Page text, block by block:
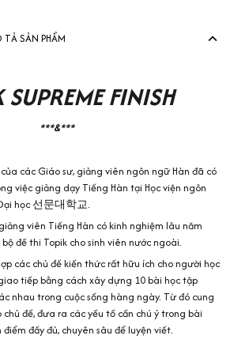
SẢN PHẨM
SUPREME FINISH
***&***
các Giáo sư, giảng viên ngôn ngữ Hàn đã có
việc giảng dạy Tiếng Hàn tại Học viện ngôn
học 선문대학교.
viên Tiếng Hàn có kinh nghiệm lâu năm
đề thi Topik cho sinh viên nước ngoài.
các chủ đề kiến thức rất hữu ích cho người học
tiếp bằng cách xây dựng 10 bài học tập
nhau trong cuộc sống hàng ngày. Từ đó cung
đề, đưa ra các yếu tố cần chú ý trong bài
đầy đủ, chuyên sâu để luyện viết.